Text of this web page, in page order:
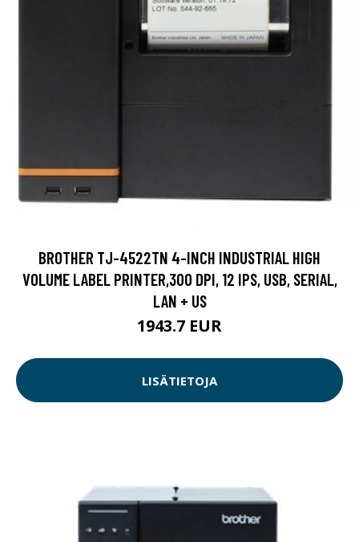
BROTHER TJ-4522TN 4-INCH INDUSTRIAL HIGH
VOLUME LABEL PRINTER,300 DPI, 12 IPS, USB, SERIAL,
LAN + US
1943.7 EUR
LISÄTIETOJA